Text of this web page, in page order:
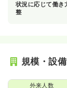
状況に応じて働き
整
規模・設備
外来人数